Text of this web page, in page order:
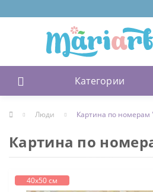
Категории
Люди Картина по
Картина по
40х50 см